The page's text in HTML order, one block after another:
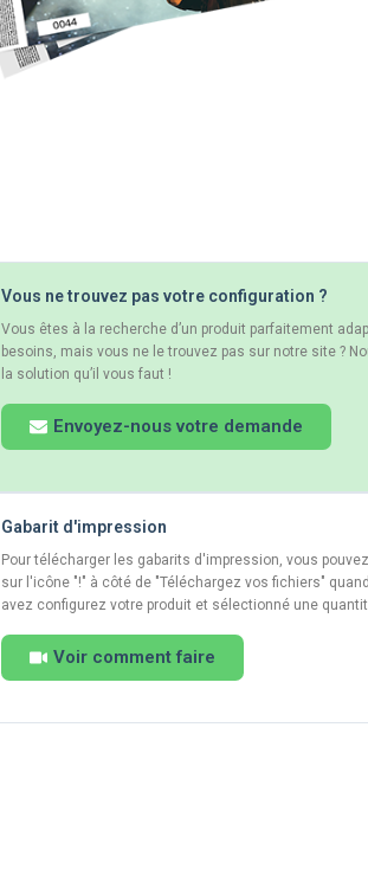
Vous ne trouvez pas votre configuration ?
Vous êtes à la recherche d’un produit parfaitement
besoins, mais vous ne le trouvez pas sur notre site ?
la solution qu’il vous faut !
Envoyez-nous votre demande
Gabarit d'impression
Pour télécharger les gabarits d'impression, vous
sur l'icône "!" à côté de "Téléchargez vos fichiers"
avez configurez votre produit et sélectionné une
Voir comment faire